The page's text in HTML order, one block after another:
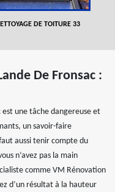
DE TOITURE 33
De Fronsac :
une tâche dangereuse et
un savoir-faire
aussi tenir compte du
n’avez pas la main
comme VM Rénovation
d’un résultat à la hauteur